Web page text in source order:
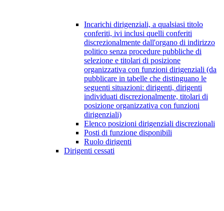
Incarichi dirigenziali, a qualsiasi titolo
conferiti, ivi inclusi quelli conferiti
discrezionalmente dall'organo di indirizzo
politico senza procedure pubbliche di
selezione e titolari di posizione
organizzativa con funzioni dirigenziali (da
pubblicare in tabelle che distinguano le
seguenti situazioni: dirigenti, dirigenti
individuati discrezionalmente, titolari di
posizione organizzativa con funzioni
dirigenziali)
Elenco posizioni dirigenziali discrezionali
Posti di funzione disponibili
Ruolo dirigenti
Dirigenti cessati